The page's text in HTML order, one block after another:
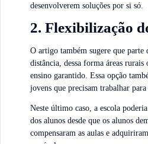
desenvolverem soluções por si só.
2. Flexibilização
O artigo também sugere que parte
distância, dessa forma áreas rurais
ensino garantido. Essa opção
jovens que precisam trabalhar
Neste último caso, a escola
dos alunos desde que os alunos
compensaram as aulas e